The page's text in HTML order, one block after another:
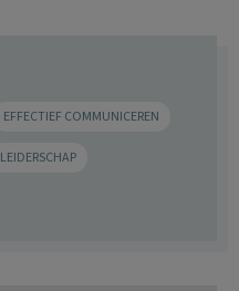
EFFECTIEF COMMUNICEREN
LEIDERSCHAP